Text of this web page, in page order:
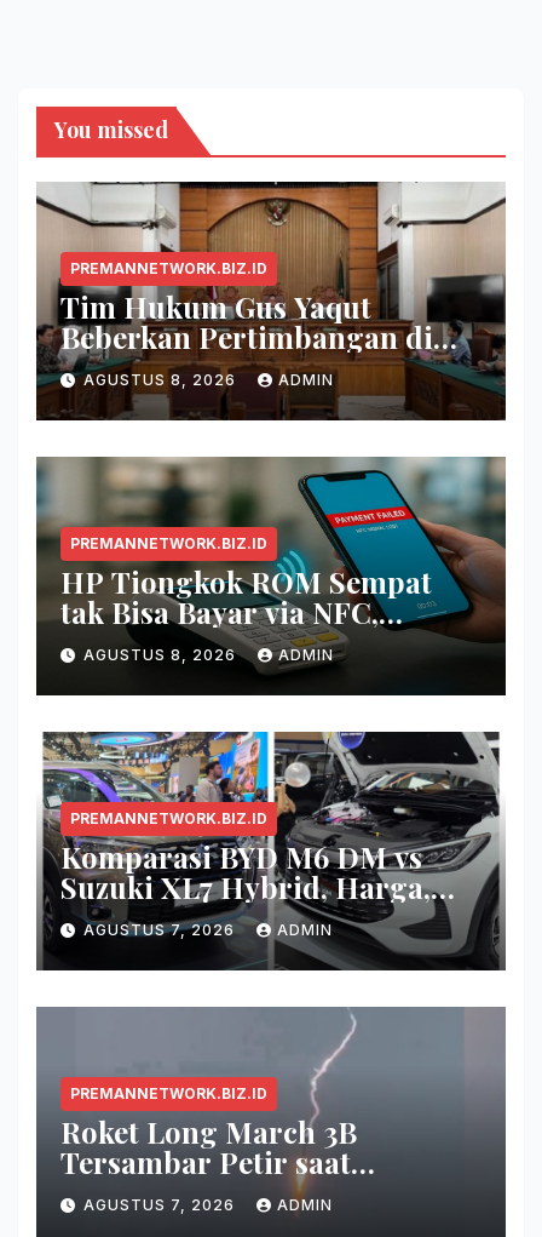
You missed
PREMANNETWORK.BIZ.ID
Tim Hukum Gus Yaqut
Beberkan Pertimbangan di
Balik Pembagian Tambahan
Kuota Haji 2024
AGUSTUS 8, 2026 ADMIN
PREMANNETWORK.BIZ.ID
HP Tiongkok ROM Sempat
tak Bisa Bayar via NFC,
Google Wallet Disorot
AGUSTUS 8, 2026 ADMIN
PREMANNETWORK.BIZ.ID
Komparasi BYD M6 DM vs
Suzuki XL7 Hybrid, Harga,
Fitur, dan Seberapa Irit?
AGUSTUS 7, 2026 ADMIN
PREMANNETWORK.BIZ.ID
Roket Long March 3B
Tersambar Petir saat
Meluncur, Misi Tetap Berhasil
AGUSTUS 7, 2026 ADMIN